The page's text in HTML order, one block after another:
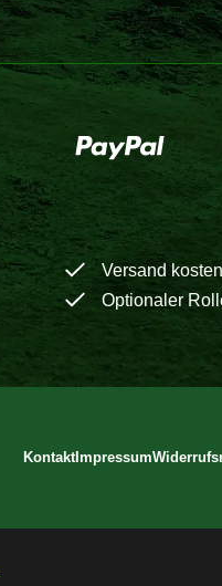
Versand
Optionaler
KontaktImpressum